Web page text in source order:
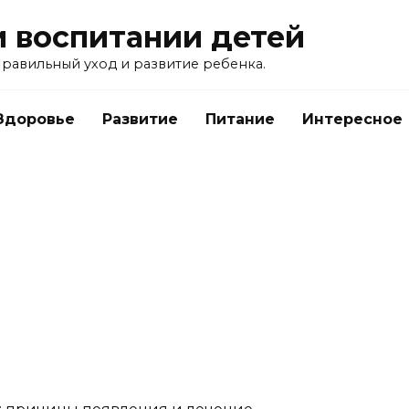
детей
уход и развитие ребенка.
Развитие Питание Интересное